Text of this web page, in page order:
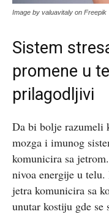
Image by valuavitaly on Freepik
Sistem
promene u
prilagodljivi
Da bi bolje razumeli
mozga i imunog
komunicira sa
nivoa energije u telu.
jetra komunicira sa
unutar kostiju gde